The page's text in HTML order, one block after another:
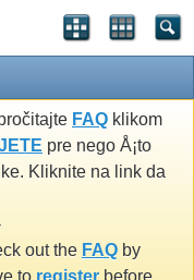
FAQ klikom
pre nego Å¡to
Kliknite na link da
out the FAQ by